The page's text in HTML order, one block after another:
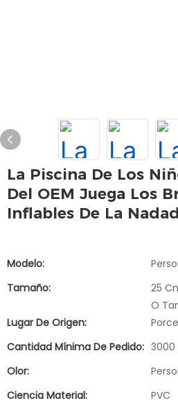
La Piscina De Los
Del OEM Juega Los
Inflables De La
Modelo:
Tamaño:
25
O
Lugar De Origen:
Cantidad Mínima De Pedido: 3000
Olor:
Ciencia Material:
PVC